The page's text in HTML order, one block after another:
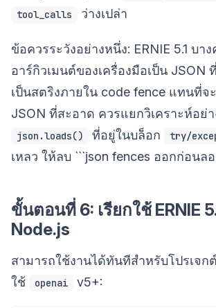
tool_calls ว่างเปล่า
ข้อควรระวังอย่างหนึ่ง: ERNIE 5.1 บา
อาร์กิวเมนต์ของเครื่องมือเป็น JSON
เป็นสตริงภายใน code fence แทนที่จ
JSON ที่สะอาด ควรแยกวิเคราะห์อย่
json.loads() ที่อยู่ในบล็อก try/
เหลว ให้ลบ ```json fences ออกก่อนล
ขั้นตอนที่ 6: เรียกใช้ ERNIE
Node.js
สามารถใช้งานได้ทันทีสำหรับโปรเจก
ใช้
openai v5+: